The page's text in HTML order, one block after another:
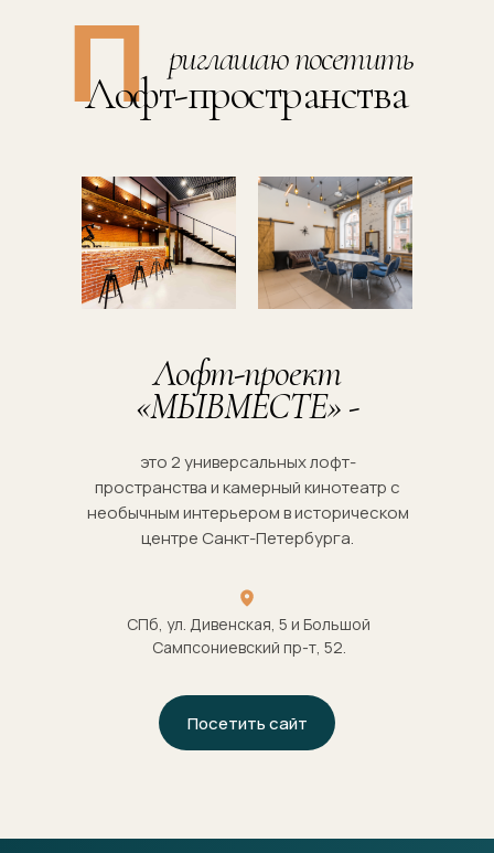
СПб, ул. Дивенская, 5 и Большой
Сампсониевский пр-т, 52.
это 2 универсальных лофт-
пространства и камерный кинотеатр с
необычным интерьером в историческом
центре Санкт-Петербурга.
Посетить сайт
Лофт-проект
«МЫВМЕСТЕ» -
П риглашаю посетить
Лофт-пространства